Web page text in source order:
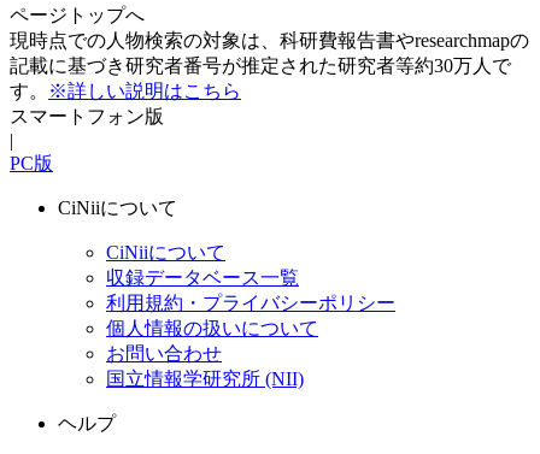
ページトップへ
現時点での人物検索の対象は、科研費報告書やresearchmapの
記載に基づき研究者番号が推定された研究者等約30万人で
す。
※詳しい説明はこちら
スマートフォン版
|
PC版
CiNiiについて
CiNiiについて
収録データベース一覧
利用規約・プライバシーポリシー
個人情報の扱いについて
お問い合わせ
国立情報学研究所 (NII)
ヘルプ